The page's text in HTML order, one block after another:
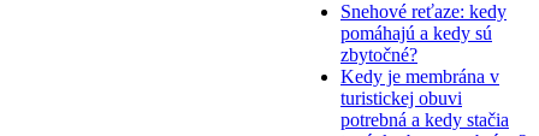
Snehové reťaze: kedy
pomáhajú a kedy sú
zbytočné?
Kedy je membrána v
turistickej obuvi
potrebná a kedy stačia